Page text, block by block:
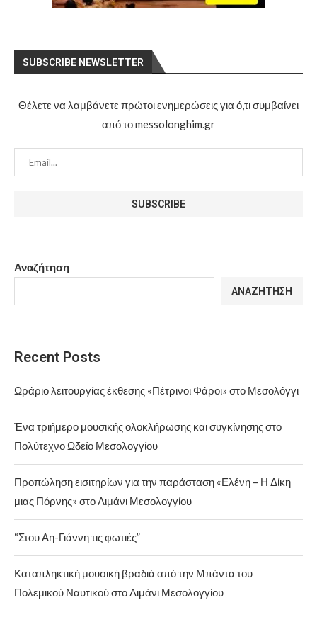
Αναζήτηση
ΑΝΑΖΉΤΗΣΗ
Recent Posts
Ωράριο λειτουργίας έκθεσης «Πέτρινοι Φάροι» στο Μεσολόγγι
Ένα τριήμερο μουσικής ολοκλήρωσης και συγκίνησης στο
Πολύτεχνο Ωδείο Μεσολογγίου
Προπώληση εισιτηρίων για την παράσταση «Ελένη – Η Δίκη
μιας Πόρνης» στο Λιμάνι Μεσολογγίου
“Στου Αη-Γιάννη τις φωτιές”
Καταπληκτική μουσική βραδιά από την Μπάντα του
Πολεμικού Ναυτικού στο Λιμάνι Μεσολογγίου
SUBSCRIBE NEWSLETTER
Θέλετε να λαμβάνετε πρώτοι ενημερώσεις για ό,τι συμβαίνει
από το messolonghim.gr